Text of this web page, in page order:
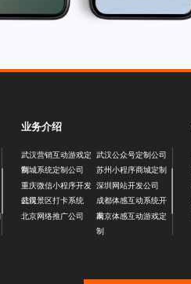
业务介绍
武汉营销互动游戏定
制
商城系统定制公司
重庆微信小程序开发
公司
武汉景区打卡系统
北京网络推广公司
武汉公众号定制公司
苏州小程序商城定制
深圳网站开发公司
成都体感互动系统开
发
南京体感互动游戏定
制